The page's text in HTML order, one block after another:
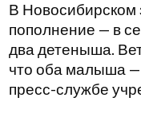
В
пополнение — в
два детеныша.
что оба малыша
пресс-службе